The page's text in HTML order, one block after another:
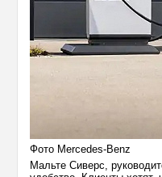
Фото Mercedes-Benz
Мальте Сиверс,